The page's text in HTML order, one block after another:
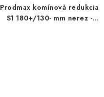
Prodmax komínová redukcia
S1 180+/130- mm nerez -